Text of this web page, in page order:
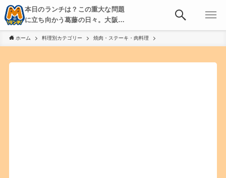
本日のランチは？この重大な問題
に立ち向かう葛藤の日々。大阪・
京都・神戸を中心とした食べ歩
き、飲み歩きを綴る。
ホーム 料理別カテゴリー 焼肉・ステーキ・肉料理